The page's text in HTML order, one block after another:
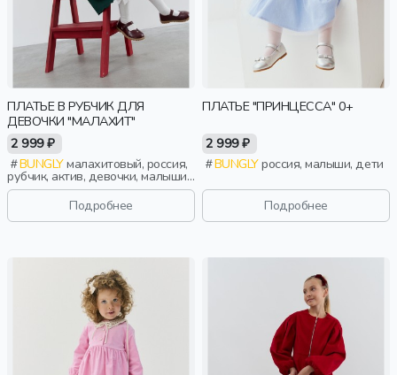
ПЛАТЬЕ В РУБЧИК ДЛЯ
ДЕВОЧКИ "МАЛАХИТ"
2 999 ₽
BUNGLYмалахитовый, россия,
рубчик, актив, девочки, малыши,
дошкольники, дети
Подробнее
ПЛАТЬЕ "ПРИНЦЕССА" 0+
2 999 ₽
BUNGLYроссия, малыши, дети
Подробнее